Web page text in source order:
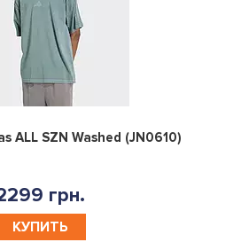
0
ALL SZN Washed (JN0610)
грн.
КУПИТЬ